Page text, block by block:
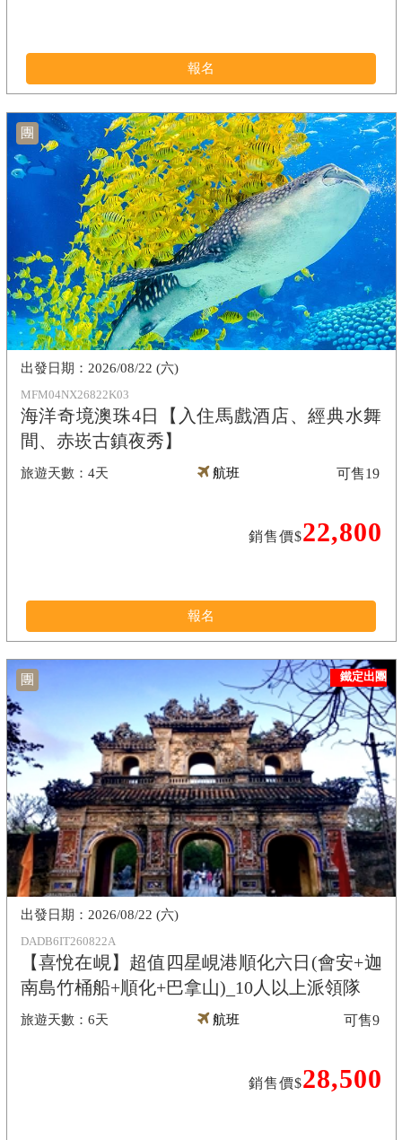
報名
團
MFM04NX26822K03
海洋奇境澳珠4日【入住馬戲酒店、經典水舞
間、赤崁古鎮夜秀】
4天
2026/08/22 (六)
航班
銷售價$22,800
可售19
報名
團
DADB6IT260822A
【喜悅在峴】超值四星峴港順化六日(會安+迦
南島竹桶船+順化+巴拿山)_10人以上派領隊
6天
2026/08/22 (六)
航班
銷售價$28,500
可售9
鐵定出團